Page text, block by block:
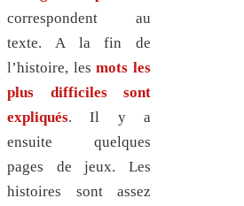
correspondent au
texte. A la fin de
l’histoire, lesmots les
plus difficiles sont
expliqués. Il y a
ensuite quelques
pages de jeux. Les
histoires sont assez